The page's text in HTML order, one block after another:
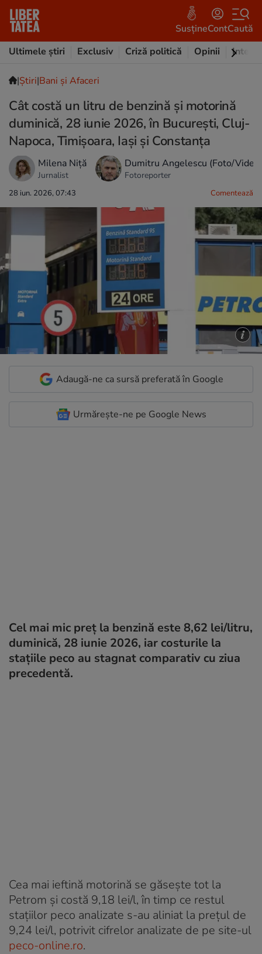
SusțineContCaută
Ultimele știri
Exclusiv Criză politică Opinii
|Ştiri|Bani și Afaceri
Cât costă un litru de benzină și motorină
duminică, 28 iunie 2026, în București, Cluj-
Napoca, Timișoara, Iași și Constanța
Milena Niță
Jurnalist
Dumitru Angelescu (Foto/Video)
Fotoreporter
28 iun. 2026, 07:43 Comentează
Adaugă-ne ca sursă preferată în Google
Urmărește-ne pe Google News
Cel mai mic preț la benzină este 8,62 lei/litru,
duminică, 28 iunie 2026, iar costurile la
stațiile peco au stagnat comparativ cu ziua
precedentă.
Cea mai ieftină motorină se găsește tot la
Petrom și costă 9,18 lei/l, în timp ce restul
stațiilor peco analizate s-au aliniat la prețul de
9,24 lei/l, potrivit cifrelor analizate de pe site-ul
peco-online.ro.